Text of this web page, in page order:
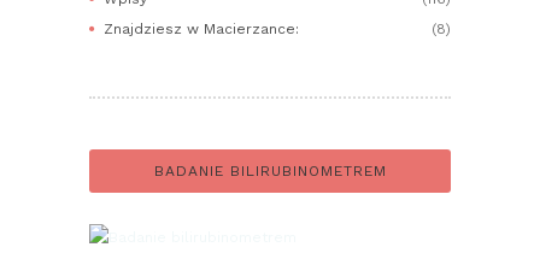
Znajdziesz w Macierzance:
(8)
BADANIE BILIRUBINOMETREM